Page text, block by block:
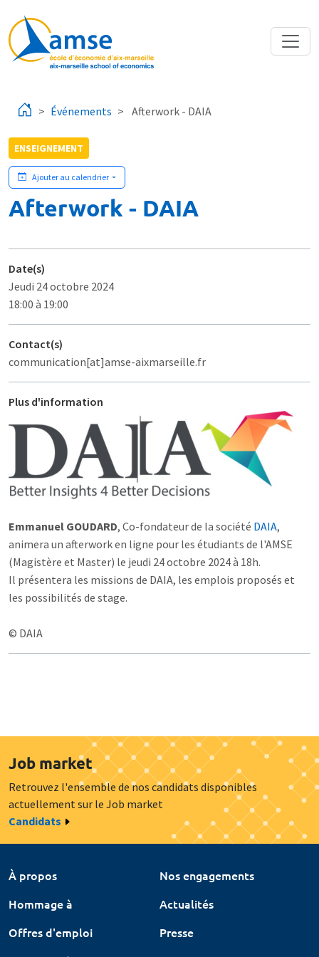
Événements Afterwork - DAIA
ENSEIGNEMENT
Ajouter au calendrier
Afterwork - DAIA
Date(s)
Jeudi 24 octobre 2024
18:00 à 19:00
Contact(s)
communication[at]amse-aixmarseille.fr
Plus d'information
Emmanuel GOUDARD, Co-fondateur de la société DAIA,
animera un afterwork en ligne pour les étudiants de l'AMSE
(Magistère et Master) le jeudi 24 octobre 2024 à 18h.
Il présentera les missions de DAIA, les emplois proposés et
les possibilités de stage.
© DAIA
Job market
Retrouvez l'ensemble de nos candidats disponibles
actuellement sur le Job market
Candidats
À propos
Nos engagements
Hommage à
Actualités
Offres d'emploi
Presse